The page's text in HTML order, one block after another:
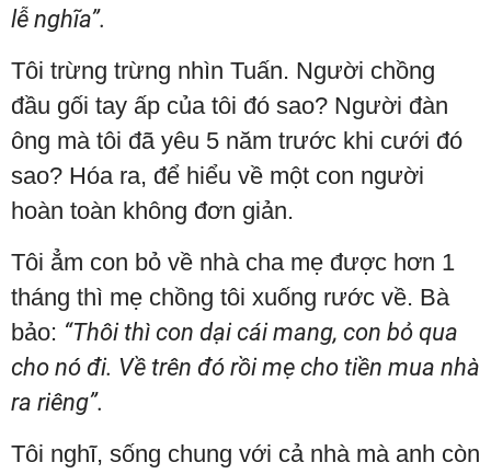
lễ nghĩa”.
Tôi trừng trừng nhìn Tuấn. Người chồng
đầu gối tay ấp của tôi đó sao? Người đàn
ông mà tôi đã yêu 5 năm trước khi cưới đó
sao? Hóa ra, để hiểu về một con người
hoàn toàn không đơn giản.
Tôi ẳm con bỏ về nhà cha mẹ được hơn 1
tháng thì mẹ chồng tôi xuống rước về. Bà
bảo: “Thôi thì con dại cái mang, con bỏ qua
cho nó đi. Về trên đó rồi mẹ cho tiền mua nhà
ra riêng”.
Tôi nghĩ, sống chung với cả nhà mà anh còn